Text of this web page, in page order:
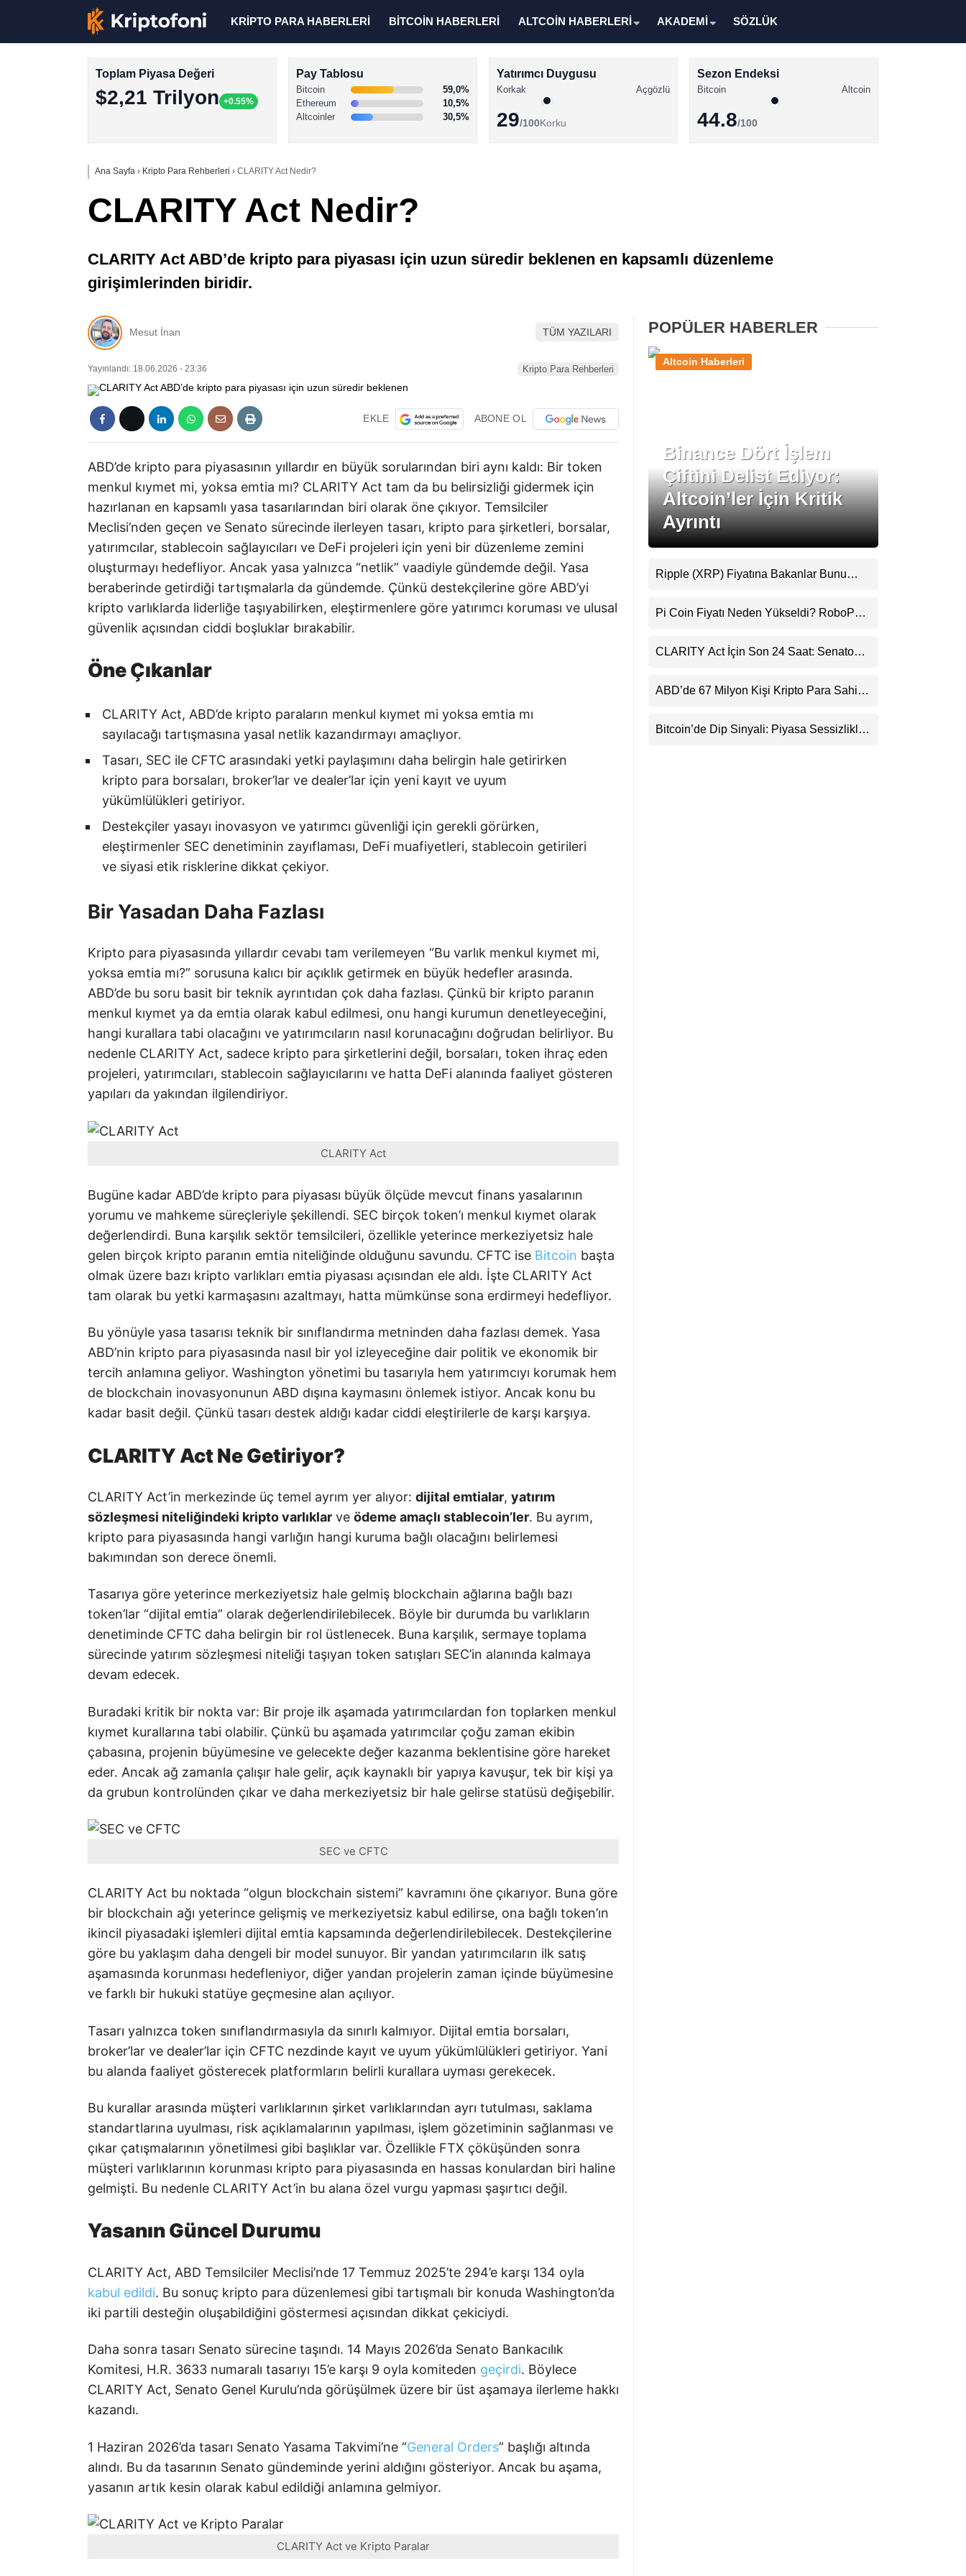
Memecoin Haberleri
Pinterest
LinkedIn
Telegram
KRİPTO PARA HABERLERİ BİTCOİN HABERLERİ ALTCOİN HABERLERİ AKADEMİ SÖZLÜK
Toplam Piyasa Değeri
$2,21 Trilyon +0.55%
Pay Tablosu
Bitcoin
59,0%
Ethereum
10,5%
Altcoinler
30,5%
Yatırımcı Duygusu
Korkak Açgözlü
29/100Korku
Sezon Endeksi
Bitcoin Altcoin
44.8/100
Ana Sayfa › Kripto Para Rehberleri › CLARITY Act Nedir?
CLARITY Act Nedir?
CLARITY Act ABD’de kripto para piyasası için uzun süredir beklenen en kapsamlı düzenleme
girişimlerinden biridir.
Mesut İnan TÜM YAZILARI
Yayınlandı: 18.06.2026 - 23:36 Kripto Para Rehberleri
EKLE ABONE OL
ABD’de kripto para piyasasının yıllardır en büyük sorularından biri aynı kaldı: Bir token
menkul kıymet mi, yoksa emtia mı? CLARITY Act tam da bu belirsizliği gidermek için
hazırlanan en kapsamlı yasa tasarılarından biri olarak öne çıkıyor. Temsilciler
Meclisi’nden geçen ve Senato sürecinde ilerleyen tasarı, kripto para şirketleri, borsalar,
yatırımcılar, stablecoin sağlayıcıları ve DeFi projeleri için yeni bir düzenleme zemini
oluşturmayı hedefliyor. Ancak yasa yalnızca “netlik” vaadiyle gündemde değil. Yasa
beraberinde getirdiği tartışmalarla da gündemde. Çünkü destekçilerine göre ABD’yi
kripto varlıklarda liderliğe taşıyabilirken, eleştirmenlere göre yatırımcı koruması ve ulusal
güvenlik açısından ciddi boşluklar bırakabilir.
Öne Çıkanlar
CLARITY Act, ABD’de kripto paraların menkul kıymet mi yoksa emtia mı
sayılacağı tartışmasına yasal netlik kazandırmayı amaçlıyor.
Tasarı, SEC ile CFTC arasındaki yetki paylaşımını daha belirgin hale getirirken
kripto para borsaları, broker’lar ve dealer’lar için yeni kayıt ve uyum
yükümlülükleri getiriyor.
Destekçiler yasayı inovasyon ve yatırımcı güvenliği için gerekli görürken,
eleştirmenler SEC denetiminin zayıflaması, DeFi muafiyetleri, stablecoin getirileri
ve siyasi etik risklerine dikkat çekiyor.
Bir Yasadan Daha Fazlası
Kripto para piyasasında yıllardır cevabı tam verilemeyen “Bu varlık menkul kıymet mi,
yoksa emtia mı?” sorusuna kalıcı bir açıklık getirmek en büyük hedefler arasında.
ABD’de bu soru basit bir teknik ayrıntıdan çok daha fazlası. Çünkü bir kripto paranın
menkul kıymet ya da emtia olarak kabul edilmesi, onu hangi kurumun denetleyeceğini,
hangi kurallara tabi olacağını ve yatırımcıların nasıl korunacağını doğrudan belirliyor. Bu
nedenle CLARITY Act, sadece kripto para şirketlerini değil, borsaları, token ihraç eden
projeleri, yatırımcıları, stablecoin sağlayıcılarını ve hatta DeFi alanında faaliyet gösteren
yapıları da yakından ilgilendiriyor.
CLARITY Act
Bugüne kadar ABD’de kripto para piyasası büyük ölçüde mevcut finans yasalarının
yorumu ve mahkeme süreçleriyle şekillendi. SEC birçok token’ı menkul kıymet olarak
değerlendirdi. Buna karşılık sektör temsilcileri, özellikle yeterince merkeziyetsiz hale
gelen birçok kripto paranın emtia niteliğinde olduğunu savundu. CFTC ise Bitcoin başta
olmak üzere bazı kripto varlıkları emtia piyasası açısından ele aldı. İşte CLARITY Act
tam olarak bu yetki karmaşasını azaltmayı, hatta mümkünse sona erdirmeyi hedefliyor.
Bu yönüyle yasa tasarısı teknik bir sınıflandırma metninden daha fazlası demek. Yasa
ABD’nin kripto para piyasasında nasıl bir yol izleyeceğine dair politik ve ekonomik bir
tercih anlamına geliyor. Washington yönetimi bu tasarıyla hem yatırımcıyı korumak hem
de blockchain inovasyonunun ABD dışına kaymasını önlemek istiyor. Ancak konu bu
kadar basit değil. Çünkü tasarı destek aldığı kadar ciddi eleştirilerle de karşı karşıya.
CLARITY Act Ne Getiriyor?
CLARITY Act’in merkezinde üç temel ayrım yer alıyor: dijital emtialar, yatırım
sözleşmesi niteliğindeki kripto varlıklar ve ödeme amaçlı stablecoin’ler. Bu ayrım,
kripto para piyasasında hangi varlığın hangi kuruma bağlı olacağını belirlemesi
bakımından son derece önemli.
Tasarıya göre yeterince merkeziyetsiz hale gelmiş blockchain ağlarına bağlı bazı
token’lar “dijital emtia” olarak değerlendirilebilecek. Böyle bir durumda bu varlıkların
denetiminde CFTC daha belirgin bir rol üstlenecek. Buna karşılık, sermaye toplama
sürecinde yatırım sözleşmesi niteliği taşıyan token satışları SEC’in alanında kalmaya
devam edecek.
Buradaki kritik bir nokta var: Bir proje ilk aşamada yatırımcılardan fon toplarken menkul
kıymet kurallarına tabi olabilir. Çünkü bu aşamada yatırımcılar çoğu zaman ekibin
çabasına, projenin büyümesine ve gelecekte değer kazanma beklentisine göre hareket
eder. Ancak ağ zamanla çalışır hale gelir, açık kaynaklı bir yapıya kavuşur, tek bir kişi ya
da grubun kontrolünden çıkar ve daha merkeziyetsiz bir hale gelirse statüsü değişebilir.
SEC ve CFTC
CLARITY Act bu noktada “olgun blockchain sistemi” kavramını öne çıkarıyor. Buna göre
bir blockchain ağı yeterince gelişmiş ve merkeziyetsiz kabul edilirse, ona bağlı token’ın
ikincil piyasadaki işlemleri dijital emtia kapsamında değerlendirilebilecek. Destekçilerine
göre bu yaklaşım daha dengeli bir model sunuyor. Bir yandan yatırımcıların ilk satış
aşamasında korunması hedefleniyor, diğer yandan projelerin zaman içinde büyümesine
ve farklı bir hukuki statüye geçmesine alan açılıyor.
Tasarı yalnızca token sınıflandırmasıyla da sınırlı kalmıyor. Dijital emtia borsaları,
broker’lar ve dealer’lar için CFTC nezdinde kayıt ve uyum yükümlülükleri getiriyor. Yani
bu alanda faaliyet gösterecek platformların belirli kurallara uyması gerekecek.
Bu kurallar arasında müşteri varlıklarının şirket varlıklarından ayrı tutulması, saklama
standartlarına uyulması, risk açıklamalarının yapılması, işlem gözetiminin sağlanması ve
çıkar çatışmalarının yönetilmesi gibi başlıklar var. Özellikle FTX çöküşünden sonra
müşteri varlıklarının korunması kripto para piyasasında en hassas konulardan biri haline
gelmişti. Bu nedenle CLARITY Act’in bu alana özel vurgu yapması şaşırtıcı değil.
Yasanın Güncel Durumu
CLARITY Act, ABD Temsilciler Meclisi’nde 17 Temmuz 2025’te 294’e karşı 134 oyla
kabul edildi. Bu sonuç kripto para düzenlemesi gibi tartışmalı bir konuda Washington’da
iki partili desteğin oluşabildiğini göstermesi açısından dikkat çekiciydi.
Daha sonra tasarı Senato sürecine taşındı. 14 Mayıs 2026’da Senato Bankacılık
Komitesi, H.R. 3633 numaralı tasarıyı 15’e karşı 9 oyla komiteden geçirdi. Böylece
CLARITY Act, Senato Genel Kurulu’nda görüşülmek üzere bir üst aşamaya ilerleme hakkı
kazandı.
1 Haziran 2026’da tasarı Senato Yasama Takvimi’ne “General Orders” başlığı altında
alındı. Bu da tasarının Senato gündeminde yerini aldığını gösteriyor. Ancak bu aşama,
yasanın artık kesin olarak kabul edildiği anlamına gelmiyor.
CLARITY Act ve Kripto Paralar
POPÜLER HABERLER
Binance Dört İşlem
Çiftini Delist Ediyor:
Altcoin’ler İçin Kritik
Ayrıntı
Altcoin Haberleri
Ripple (XRP) Fiyatına Bakanlar Bunu
Uyarı
Pi Coin Fiyatı Neden Yükseldi? RoboPay
Destekledi
CLARITY Act İçin Son 24 Saat: Senato
Beklentisini Bozabilir
ABD’de 67 Milyon Kişi Kripto Para Sahibi:
Bitcoin’de Dip Sinyali: Piyasa Sessizlikle